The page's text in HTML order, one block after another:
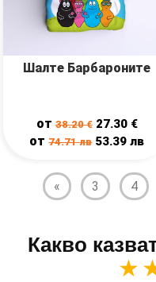
Шалте Барбароните
от38.20€ 27.30 €
от74.71лв 53.39лв
« 3 4
Какво